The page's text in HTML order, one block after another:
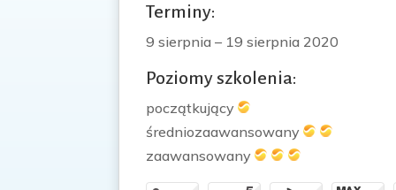
Terminy:
9 sierpnia – 19 sierpnia 2020
Poziomy szkolenia:
początkujący
średniozaawansowany
zaawansowany